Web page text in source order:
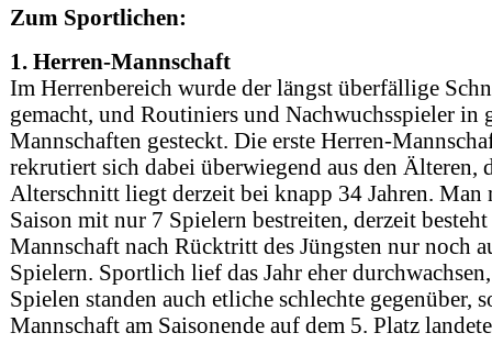
Zum Sportlichen:
1. Herren-Mannschaft
Im Herrenbereich wurde der längst überfällige
gemacht, und Routiniers und Nachwuchsspieler in
Mannschaften gesteckt. Die erste Herren-
rekrutiert sich dabei überwiegend aus den Älteren,
Alterschnitt liegt derzeit bei knapp 34 Jahren. Man
Saison mit nur 7 Spielern bestreiten, derzeit
Mannschaft nach Rücktritt des Jüngsten nur noch
Spielern. Sportlich lief das Jahr eher
Spielen standen auch etliche schlechte gegenüber,
Mannschaft am Saisonende auf dem 5. Platz